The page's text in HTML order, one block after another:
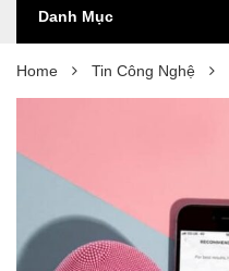
Danh Mục
Home Tin Công Nghệ